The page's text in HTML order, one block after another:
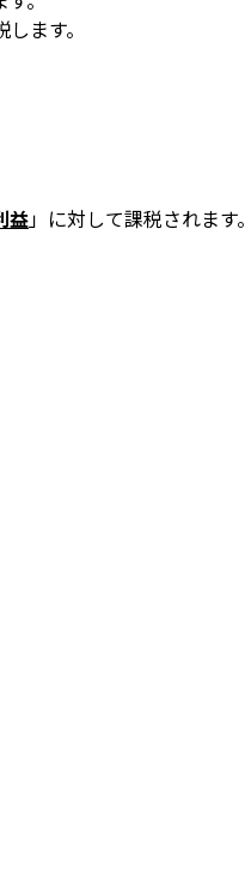
ます。
益」に対して課税されます。